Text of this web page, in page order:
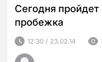
Сегодня
пробежка
12:30 / 23.02.14